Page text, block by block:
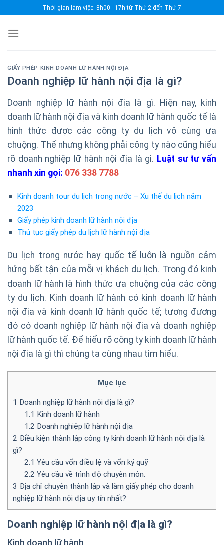
to
content
Thời gian làm việc: 8h00 - 17h từ Thứ 2 đến Thứ 7
GIẤY PHÉP KINH DOANH LỮ HÀNH NỘI ĐỊA
Doanh nghiệp lữ hành nội địa là gì?
Doanh nghiệp lữ hành nội địa là gì. Hiện nay, kinh
doanh lữ hành nội địa và kinh doanh lữ hành quốc tế là
hình thức được các công ty du lịch vô cùng ưa
chuộng. Thế nhưng không phải công ty nào cũng hiểu
rõ doanh nghiệp lữ hành nội địa là gì. Luật sư tư vấn
nhanh xin gọi: 076 338 7788
Kinh doanh tour du lịch trong nước – Xu thế du lịch năm
2023
Giấy phép kinh doanh lữ hành nội địa
Thủ tục giấy phép du lịch lữ hành nội địa
Du lịch trong nước hay quốc tế luôn là nguồn cảm
hứng bất tận của mỗi vị khách du lịch. Trong đó kinh
doanh lữ hành là hình thức ưa chuộng của các công
ty du lịch. Kinh doanh lữ hành có kinh doanh lữ hành
nội địa và kinh doanh lữ hành quốc tế; tương đương
đó có doanh nghiệp lữ hành nội địa và doanh nghiệp
lữ hành quốc tế. Để hiểu rõ công ty kinh doanh lữ hành
nội địa là gì thì chúng ta cùng nhau tìm hiểu.
Mục lục
1 Doanh nghiệp lữ hành nội địa là gì?
1.1 Kinh doanh lữ hành
1.2 Doanh nghiệp lữ hành nội địa
2 Điều kiện thành lập công ty kinh doanh lữ hành nội địa là
gì?
2.1 Yêu cầu vốn điều lệ và vốn ký quỹ
2.2 Yêu cầu về trình độ chuyên môn.
3 Địa chỉ chuyên thành lập và làm giấy phép cho doanh
nghiệp lữ hành nội địa uy tín nhất?
Doanh nghiệp lữ hành nội địa là gì?
Kinh doanh lữ hành